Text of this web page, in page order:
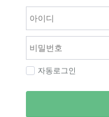
자동로그인